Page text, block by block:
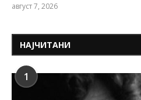
август 7, 2026
НАЈЧИТАНИ
1